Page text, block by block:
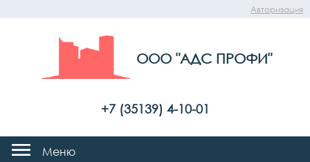
Авторизация
ООО "АДС ПРОФИ"
+7 (35139) 4-10-01
Меню